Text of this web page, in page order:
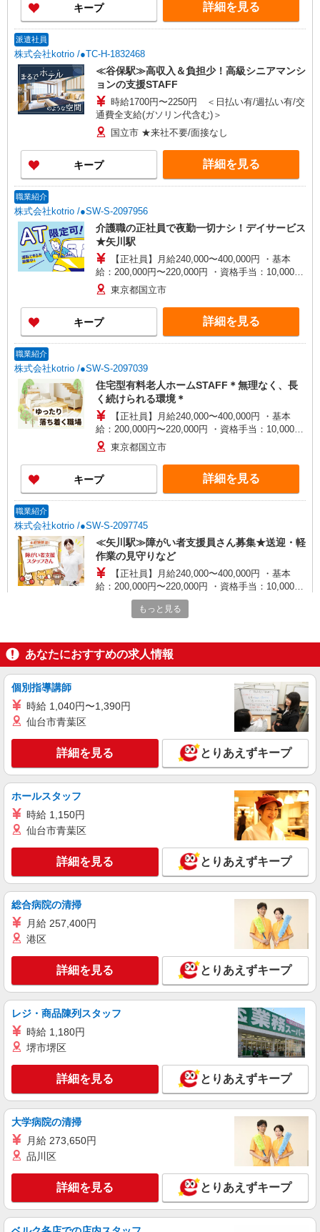
キープ 詳細を見る
派遣社員
株式会社kotrio /●TC-H-1832468
≪谷保駅≫高収入＆負担少！高級シニアマンシ
ョンの支援STAFF
時給1700円〜2250円 ＜日払い有/週払い有/交
通費全支給(ガソリン代含む)＞
国立市 ★来社不要/面接なし
キープ 詳細を見る
職業紹介
株式会社kotrio /●SW-S-2097956
介護職の正社員で夜勤一切ナシ！デイサービス
★矢川駅
【正社員】月給240,000〜400,000円 ・基本
給：200,000円〜220,000円 ・資格手当：10,000〜
30,000円 ・役職手当：10,000〜70,000円 ・処遇改
善手当：20,000〜60,000円（勤続年数、保有資格
により変動） ・固定残業手当：20,000円（10時
間） ※固定残業時間を超過する場合には超過勤務
手当として別途支給 ・夜勤手当：10,000円/1回
歓迎 ・認知症介護基礎研修 ・初任者研修 ・実務
者研修 ・介護福祉士 など
東京都国立市
キープ 詳細を見る
職業紹介
株式会社kotrio /●SW-S-2097039
住宅型有料老人ホームSTAFF＊無理なく、長
く続けられる環境＊
【正社員】月給240,000〜400,000円 ・基本
給：200,000円〜220,000円 ・資格手当：10,000〜
30,000円 ・役職手当：10,000〜70,000円 ・処遇改
善手当：20,000〜60,000円（勤続年数、保有資格
により変動） ・固定残業手当：20,000円（10時
間） ※固定残業時間を超過する場合には超過勤務
手当として別途支給 ・夜勤手当：10,000円/1回
歓迎 ・認知症介護基礎研修 ・初任者研修 ・実務
者研修 ・介護福祉士 など
東京都国立市
キープ 詳細を見る
職業紹介
株式会社kotrio /●SW-S-2097745
≪矢川駅≫障がい者支援員さん募集★送迎・軽
作業の見守りなど
【正社員】月給240,000〜400,000円 ・基本
給：200,000円〜220,000円 ・資格手当：10,000〜
30,000円 ・役職手当：10,000〜70,000円 ・処遇改
善手当：20,000〜60,000円（勤続年数、保有資格
手当として別途支給 ・夜勤手当：10,000円/1回
（上記給与とは別に支給） 下記資格をお持ちの方
歓迎 ・認知症介護基礎研修 ・初任者研修 ・実務
東京都国立市
派遣社員
株式会社kotrio /●TC-H-2010436
国立駅＊少人数グルホで利用者さんと家事や掃
除など♪日払いOK
時給1600円〜2250円 ＜日払い有/週払い有/交
通費全支給(ガソリン代含む)＞
国立市 ◆交通費全額支給
キープ 詳細を見る
アルバイト パート
介護職員（ヘルパー）（介護助手）
時給1,700円
東京都国立市北3-27-17 「多摩車検場」バス停
詳細を見る
株式会社kotrio /●SW-S-2022011
≪国立駅≫定着率高い人気のデイサービススタ
ッフ★残業少なめ
【正社員】月給240,000〜400,000円 ・基本
給：200,000円〜220,000円 ・資格手当：10,000〜
30,000円 ・役職手当：10,000〜70,000円 ・処遇改
善手当：20,000〜60,000円（勤続年数、保有資格
により変動） ・固定残業手当：20,000円（10時
間） ※固定残業時間を超過する場合には超過勤務
手当として別途支給 下記資格をお持ちの方歓迎 ・
認知症介護基礎研修 ・初任者研修 ・実務者研修
・介護福祉士 など
国立市
キープ 詳細を見る
派遣社員
株式会社kotrio /●TC-H-1992729
国立駅｜サ高住STAFF＊落ち着いた雰囲気で
ゆったりお仕事♪
時給1600円〜2250円 ＜日払い有/週払い有/交
通費全支給(ガソリン代含む)＞
国立市 来社不要/面接なし
もっと見る
あなたにおすすめの求人情報
個別指導講師
時給 1,040円〜1,390円
仙台市青葉区
詳細を見る とりあえずキープ
ホールスタッフ
時給 1,150円
仙台市青葉区
詳細を見る とりあえずキープ
総合病院の清掃
月給 257,400円
港区
詳細を見る とりあえずキープ
レジ・商品陳列スタッフ
時給 1,180円
堺市堺区
詳細を見る とりあえずキープ
大学病院の清掃
月給 273,650円
品川区
詳細を見る とりあえずキープ